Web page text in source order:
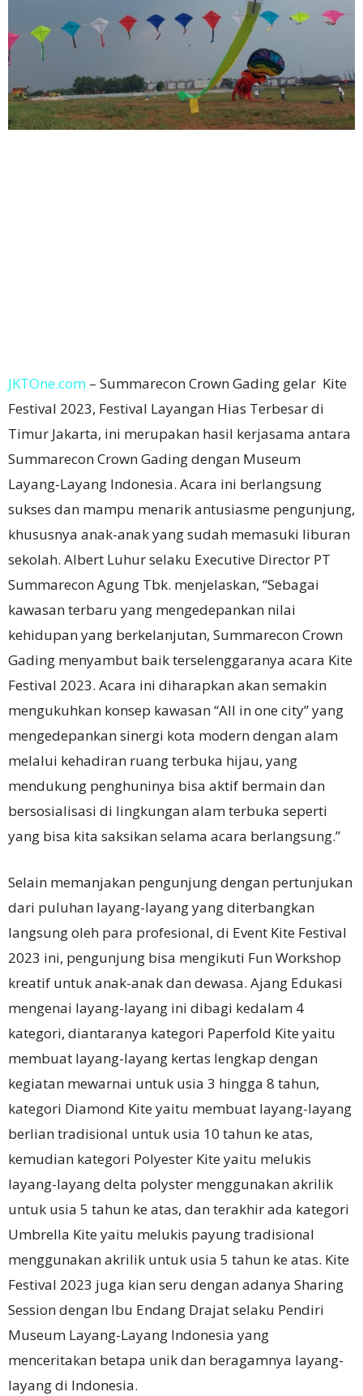
JKTOne.com – Summarecon Crown Gading gelar Kite
Festival 2023, Festival Layangan Hias Terbesar di
Timur Jakarta, ini merupakan hasil kerjasama antara
Summarecon Crown Gading dengan Museum
Layang-Layang Indonesia. Acara ini berlangsung
sukses dan mampu menarik antusiasme pengunjung,
khususnya anak-anak yang sudah memasuki liburan
sekolah. Albert Luhur selaku Executive Director PT
Summarecon Agung Tbk. menjelaskan, “Sebagai
kawasan terbaru yang mengedepankan nilai
kehidupan yang berkelanjutan, Summarecon Crown
Gading menyambut baik terselenggaranya acara Kite
Festival 2023. Acara ini diharapkan akan semakin
mengukuhkan konsep kawasan “All in one city” yang
mengedepankan sinergi kota modern dengan alam
melalui kehadiran ruang terbuka hijau, yang
mendukung penghuninya bisa aktif bermain dan
bersosialisasi di lingkungan alam terbuka seperti
yang bisa kita saksikan selama acara berlangsung.”
Selain memanjakan pengunjung dengan pertunjukan
dari puluhan layang-layang yang diterbangkan
langsung oleh para profesional, di Event Kite Festival
2023 ini, pengunjung bisa mengikuti Fun Workshop
kreatif untuk anak-anak dan dewasa. Ajang Edukasi
mengenai layang-layang ini dibagi kedalam 4
kategori, diantaranya kategori Paperfold Kite yaitu
membuat layang-layang kertas lengkap dengan
kegiatan mewarnai untuk usia 3 hingga 8 tahun,
kategori Diamond Kite yaitu membuat layang-layang
berlian tradisional untuk usia 10 tahun ke atas,
kemudian kategori Polyester Kite yaitu melukis
layang-layang delta polyster menggunakan akrilik
untuk usia 5 tahun ke atas, dan terakhir ada kategori
Umbrella Kite yaitu melukis payung tradisional
menggunakan akrilik untuk usia 5 tahun ke atas. Kite
Festival 2023 juga kian seru dengan adanya Sharing
Session dengan Ibu Endang Drajat selaku Pendiri
Museum Layang-Layang Indonesia yang
menceritakan betapa unik dan beragamnya layang-
layang di Indonesia.